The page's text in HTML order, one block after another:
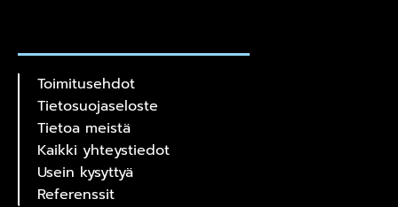
Toimitusehdot
Tietosuojaseloste
Tietoa meistä
Kaikki yhteystiedot
Usein kysyttyä
Referenssit